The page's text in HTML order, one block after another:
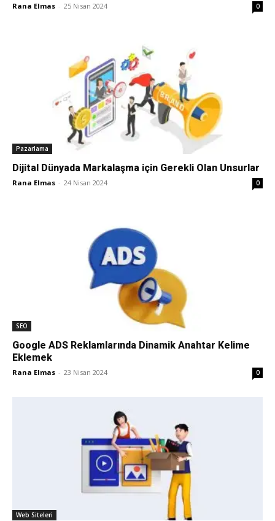
Rana Elmas - 25 Nisan 2024 0
Pazarlama
Dijital Dünyada Markalaşma için Gerekli Olan Unsurlar
Rana Elmas - 24 Nisan 2024 0
SEO
Google ADS Reklamlarında Dinamik Anahtar Kelime
Eklemek
Rana Elmas - 23 Nisan 2024 0
Web Siteleri